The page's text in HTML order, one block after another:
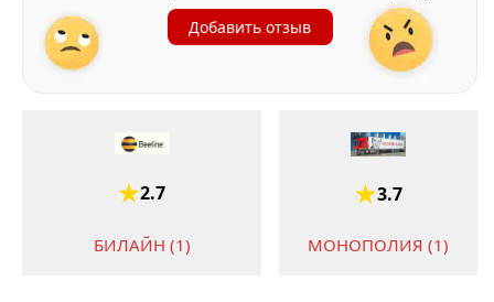
Добавить отзыв
2.7
БИЛАЙН (1)
3.7
МОНОПОЛИЯ (1)